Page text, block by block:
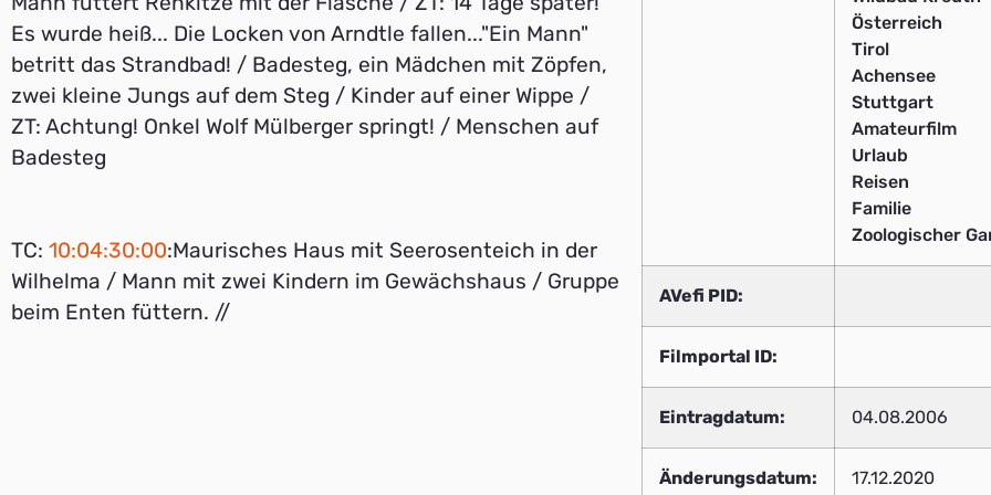
Es wurde heiß... Die Locken von Arndtle fallen..."Ein Mann"
betritt das Strandbad! / Badesteg, ein Mädchen mit Zöpfen,
zwei kleine Jungs auf dem Steg / Kinder auf einer Wippe /
ZT: Achtung! Onkel Wolf Mülberger springt! / Menschen auf
Badesteg
TC: 10:04:30:00:Maurisches Haus mit Seerosenteich in der
Wilhelma / Mann mit zwei Kindern im Gewächshaus / Gruppe
beim Enten füttern. //
Österreich
Tirol
Achensee
Stuttgart
Amateurfilm
Urlaub
Reisen
Familie
Zoologischer
AVefi PID:
Filmportal ID:
Eintragdatum: 04.08.2006
Änderungsdatum: 17.12.2020